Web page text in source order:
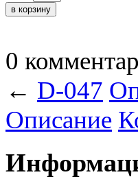
0
← D-047
Описание